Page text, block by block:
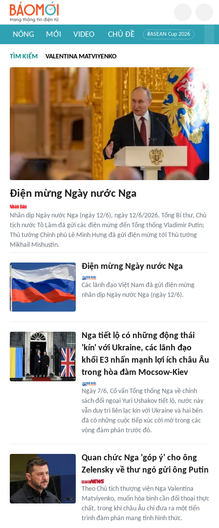
NÓNG MỚI VIDEO CHỦ ĐỀ #ASEAN Cup 2026
#Khám phá thế giới
TÌM KIẾM VALENTINA MATVIYENKO
Điện mừng Ngày nước Nga
Nhân dịp Ngày nước Nga (ngày 12/6), ngày 12/6/2026, Tổng Bí thư, Chủ
tịch nước Tô Lâm đã gửi các điện mừng đến Tổng thống Vladimir Putin;
Thủ tướng Chính phủ Lê Minh Hưng đã gửi điện mừng tới Thủ tướng
Mikhail Mishustin.
Điện mừng Ngày nước Nga
Các lãnh đạo Việt Nam đã gửi điện mừng
nhân dịp Ngày nước Nga (ngày 12/6).
Nga tiết lộ có những động thái
'kín' với Ukraine, các lãnh đạo
khổi E3 nhấn mạnh lợi ích châu Âu
trong hòa đàm Mocsow-Kiev
Ngày 7/6, Cố vấn Tổng thống Nga về chính
sách đối ngoại Yuri Ushakov tiết lộ, nước này
vẫn duy trì liên lạc kín với Ukraine và hai bên
đã có những cuộc tiếp xúc cởi mở trong các
vòng đàm phán trước đó.
Quan chức Nga 'góp ý' cho ông
Zelensky về thư ngỏ gửi ông Putin
Theo Chủ tịch thượng viện Nga Valentina
Matviyenko, muốn hòa bình cần đối thoại thực
chất, trong khi châu Âu chỉ đưa ra một tiến
trình đàm phán mang tính hình thức.